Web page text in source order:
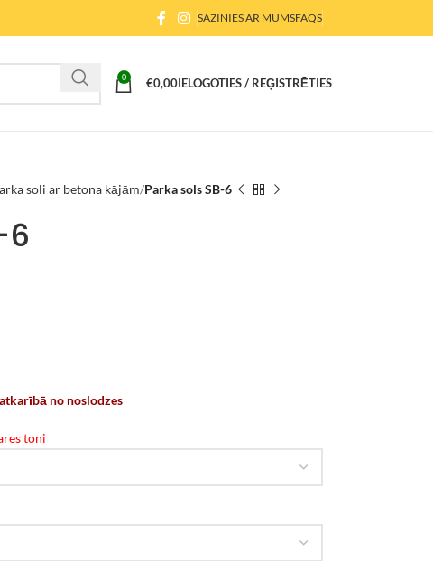
SAZINIES AR MUMSFAQS
0 €0,00IELOGOTIES / REĢISTRĒTIES
soli ar betona kājām Parka sols SB-6
6
no noslodzes
toni